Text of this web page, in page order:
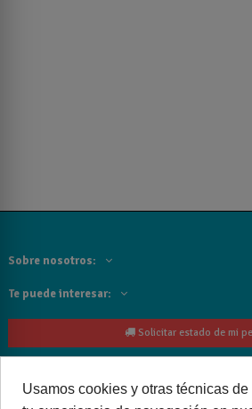
Sobre nosotros:
Te puede interesar:
Solicitar estado de mi
Usamos cookies y otras técnicas